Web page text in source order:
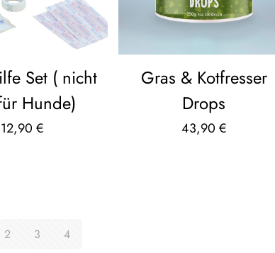
Set ( nicht
Hunde)
12,90€
Gras & Kotfresser
Drops
43,90€
2 3 4